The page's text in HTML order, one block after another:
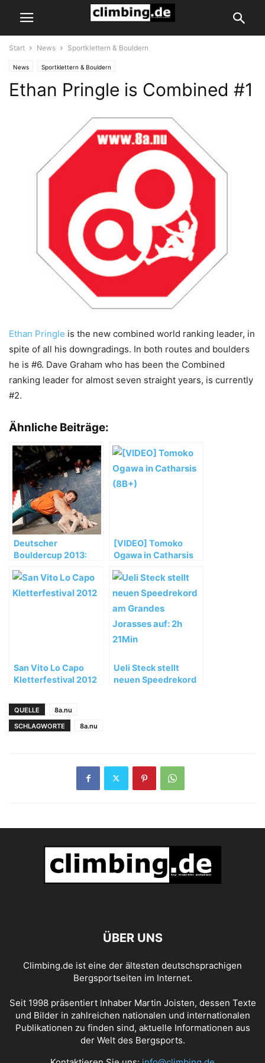
Start News Sportklettern & Bouldern
News Sportklettern & Bouldern
Ethan Pringle is Combined #1
Ethan Pringle is the new combined world ranking leader, in
spite of all his downgradings. In both routes and boulders
he is #6. Dave Graham who has been the Combined
ranking leader for almost seven straight years, is currently
#2.
Ähnliche Beiträge:
Deutscher
Bouldercup 2013:
München
[VIDEO] Tomoko
Ogawa in Catharsis
San Vito Lo Capo
Kletterfestival 2012
Ueli Steck stellt
neuen Speedrekord
QUELLE
8a.nu
SCHLAGWORTE
8a.nu
ÜBER UNS
Climbing.de ist eine der ältesten deutschsprachigen
Bergsportseiten im Internet.
Seit 1998 präsentiert Inhaber Martin Joisten, dessen Texte
und Bilder in zahlreichen nationalen und internationalen
Publikationen zu finden sind, aktuelle Informationen aus
der Welt des Bergsports.